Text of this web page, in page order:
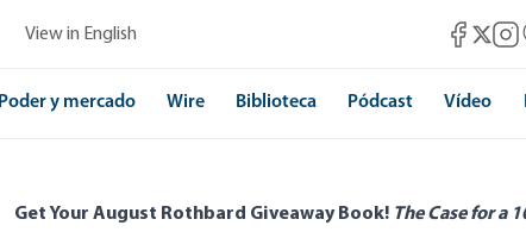
View in English MisesMises
Poder y mercado Wire Biblioteca Pódcast Vídeo
Get Your August Rothbard Giveaway Book! The Case for a